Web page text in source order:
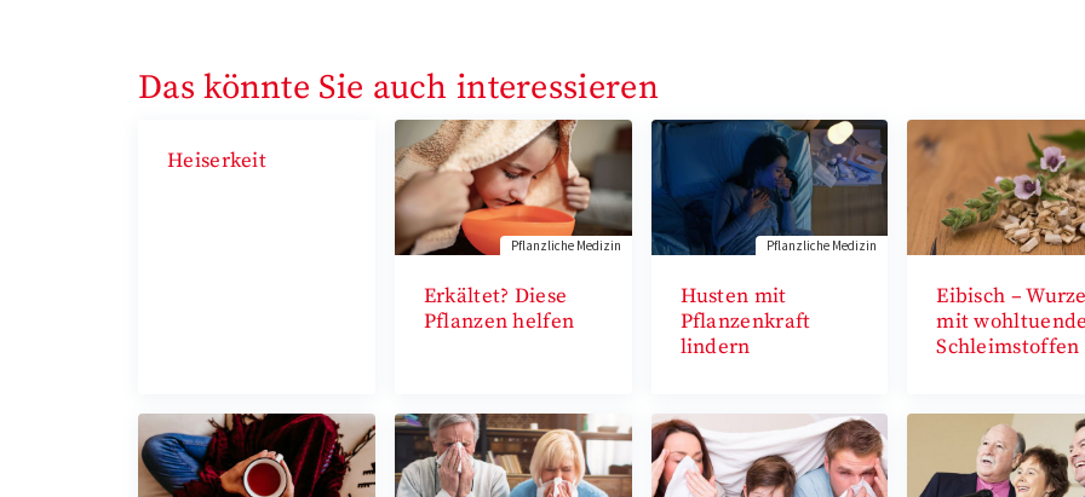
Das könnte Sie auch interessieren
Heiserkeit
Pflanzliche Medizin
Erkältet? Diese
Pflanzen helfen
Pflanzliche Medizin
Husten mit
Pflanzenkraft
lindern
Eibisch –
mit
Schleimstoffen